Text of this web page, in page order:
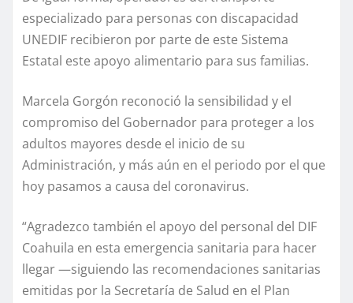
especializado para personas con discapacidad
UNEDIF recibieron por parte de este Sistema
Estatal este apoyo alimentario para sus familias.
Marcela Gorgón reconoció la sensibilidad y el
compromiso del Gobernador para proteger a los
adultos mayores desde el inicio de su
Administración, y más aún en el periodo por el que
hoy pasamos a causa del coronavirus.
“Agradezco también el apoyo del personal del DIF
Coahuila en esta emergencia sanitaria para hacer
llegar —siguiendo las recomendaciones sanitarias
emitidas por la Secretaría de Salud en el Plan